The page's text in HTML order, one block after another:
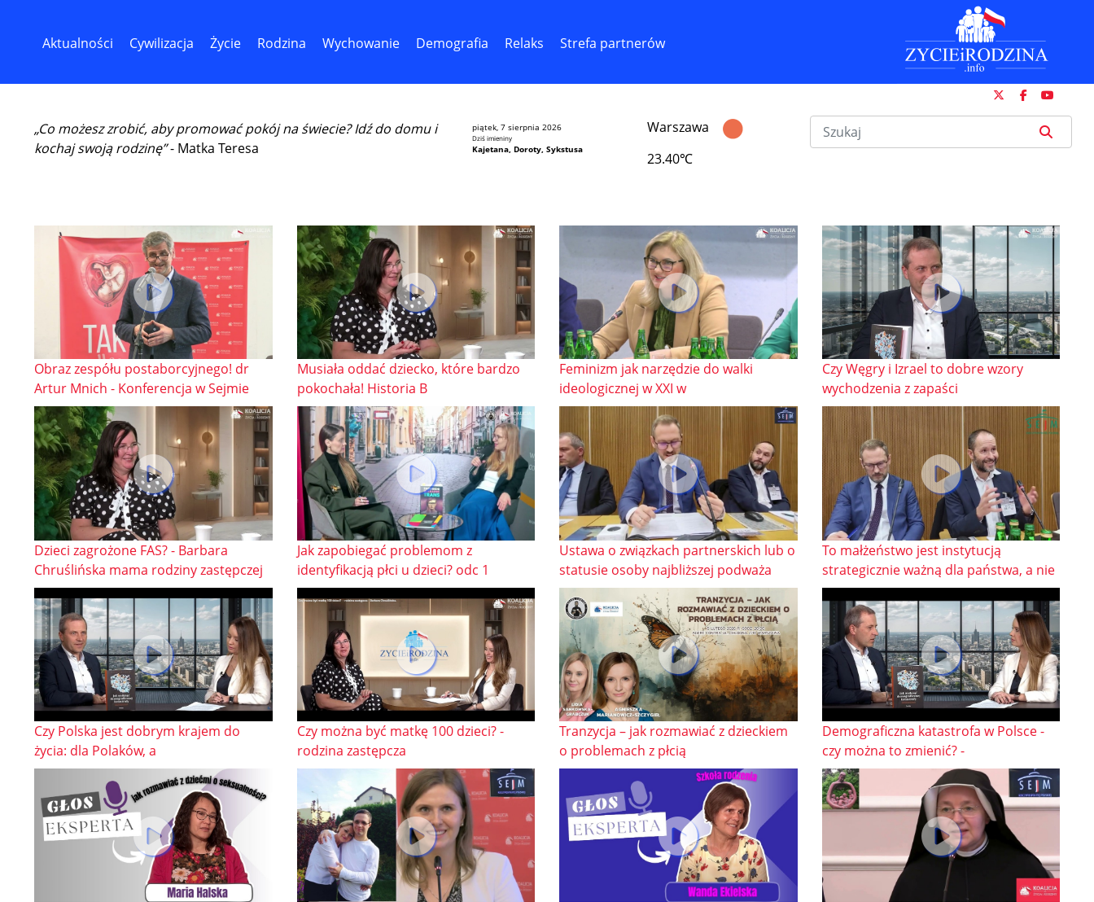
Aktualności Cywilizacja Życie Rodzina Wychowanie Demografia Relaks Strefa partnerów
„Co możesz zrobić, aby promować pokój na świecie? Idź do domu i
kochaj swoją rodzinę”- Matka Teresa
piątek, 7 sierpnia 2026
Dziś imieniny
Kajetana, Doroty, Sykstusa
Warszawa
23.40℃
Obraz zespółu postaborcyjnego! dr
Artur Mnich - Konferencja w Sejmie
Musiała oddać dziecko, które bardzo
pokochała! Historia B
Feminizm jak narzędzie do walki
ideologicznej w XXI w
Czy Węgry i Izrael to dobre wzory
wychodzenia z zapaści
Dzieci zagrożone FAS? - Barbara
Chruślińska mama rodziny zastępczej
Jak zapobiegać problemom z
identyfikacją płci u dzieci? odc 1
Ustawa o związkach partnerskich lub o
statusie osoby najbliższej podważa
To małżeństwo jest instytucją
strategicznie ważną dla państwa, a nie
Czy Polska jest dobrym krajem do
życia: dla Polaków, a
Czy można być matkę 100 dzieci? -
rodzina zastępcza
Tranzycja – jak rozmawiać z dzieckiem
o problemach z płcią
Demograficzna katastrofa w Polsce -
czy można to zmienić? -